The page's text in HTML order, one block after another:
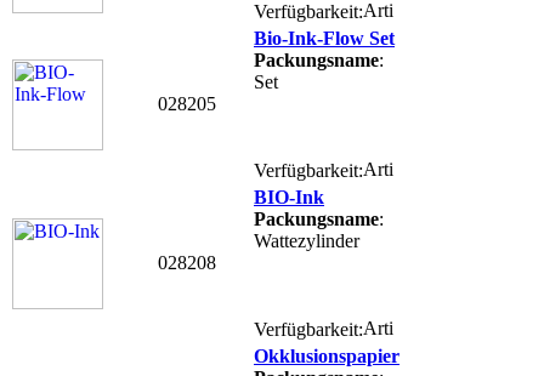
Verfügbarkeit:
028205
Bio-Ink-Flow Set
Packungsname:
Set
Verfügbarkeit:
028208
BIO-Ink
Packungsname:
Wattezylinder
Verfügbarkeit:
Okklusionspapier